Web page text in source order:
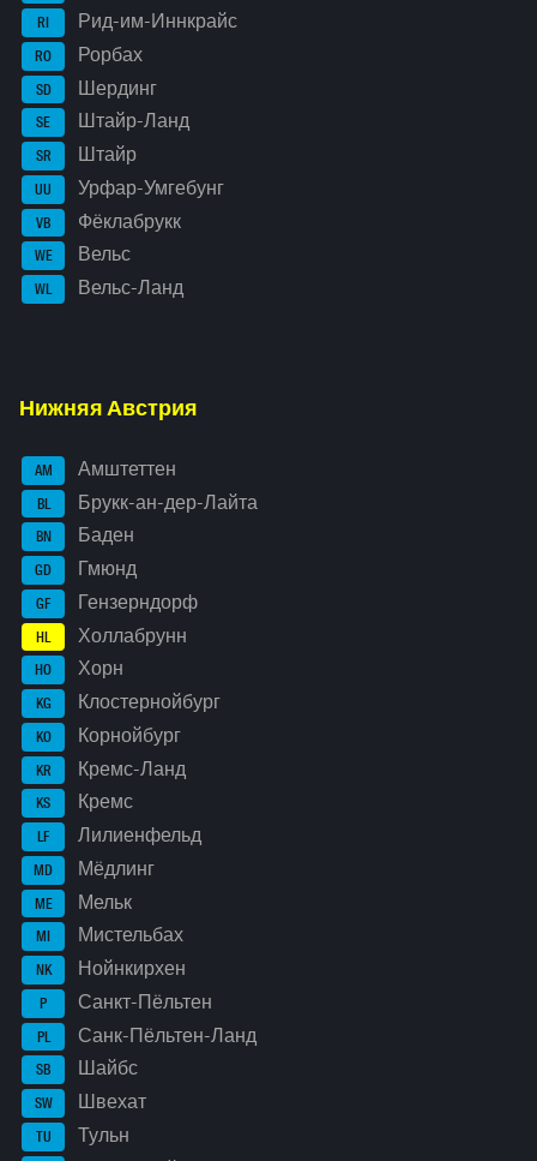
RI Рид-им-Иннкрайс
RO Рорбах
SD Шердинг
SE Штайр-Ланд
SR Штайр
UU Урфар-Умгебунг
VB Фёклабрукк
WE Вельс
WL Вельс-Ланд
Нижняя Австрия
AM Амштеттен
BL Брукк-ан-дер-Лайта
BN Баден
GD Гмюнд
GF Гензерндорф
HL Холлабрунн
HO Хорн
KG Клостернойбург
KO Корнойбург
KR Кремс-Ланд
KS Кремс
LF Лилиенфельд
MD Мёдлинг
ME Мельк
MI Мистельбах
NK Нойнкирхен
P Санкт-Пёльтен
PL Санк-Пёльтен-Ланд
SB Шайбс
SW Швехат
TU Тульн